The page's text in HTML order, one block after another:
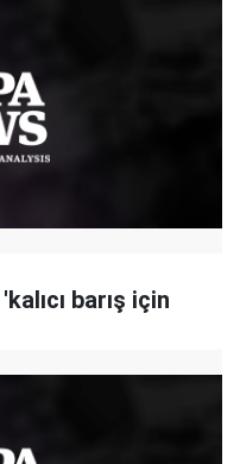
barış için